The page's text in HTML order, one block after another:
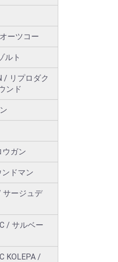
ーツコー
ルト
/ リプロダク
ンド
ウガン
ドマン
サージュデ
/ サルベー
KOLEPA /